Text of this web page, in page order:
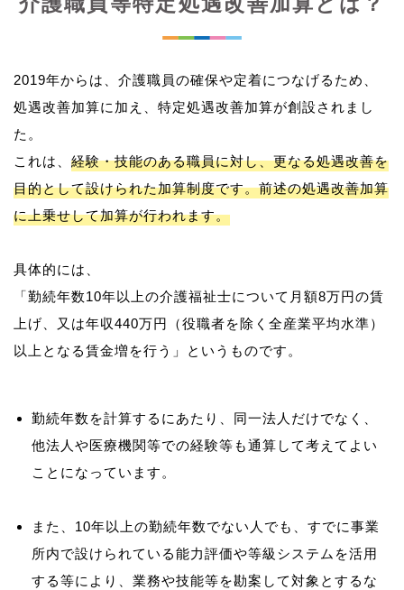
2019年からは、介護職員の確保や定着につなげるため、
処遇改善加算に加え、特定処遇改善加算が創設されまし
た。
これは、 経験・技能のある職員に対し、更なる処遇改善を
目的として設けられた加算制度です。前述の処遇改善加算
に上乗せして加算が行われます。
具体的には、
「勤続年数10年以上の介護福祉士について月額8万円の賃
上げ、又は年収440万円（役職者を除く全産業平均水準）
勤続年数を計算するにあたり、同一法人だけでなく、
他法人や医療機関等での経験等も通算して考えてよい
ことになっています。
また、10年以上の勤続年数でない人でも、すでに事業
所内で設けられている能力評価や等級システムを活用
する等により、業務や技能等を勘案して対象とするな